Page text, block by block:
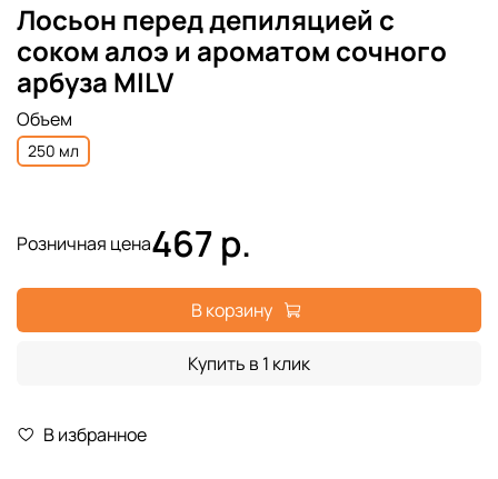
Лосьон перед депиляцией с
соком алоэ и ароматом сочного
арбуза MILV
В избранное
Объем
250 мл
Розничная цена467 р.
В корзину
Купить в 1 клик